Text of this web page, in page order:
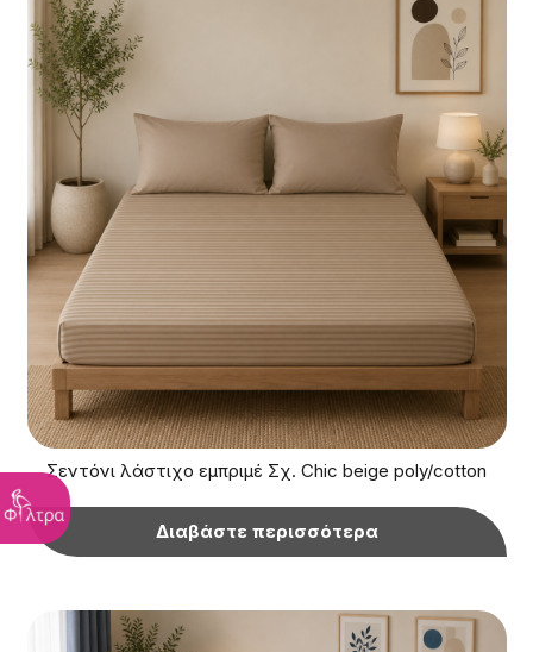
Σεντόνι λάστιχο εμπριμέ Σχ. Chic beige poly/cotton
Διαβάστε περισσότερα